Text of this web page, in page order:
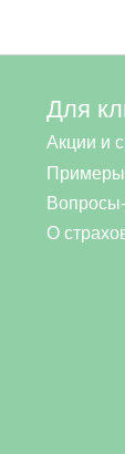
Для
Акции и
Примеры
О